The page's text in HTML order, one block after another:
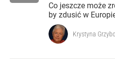
Co jeszcze może
by zdusić w
Krystyna